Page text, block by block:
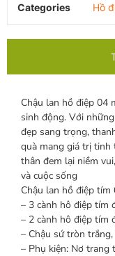
Categories
Hồ
Chậu lan hồ điệp 04
sinh động. Với
đẹp sang trọng,
quà mang giá trị tinh
thân đem lại niềm
và cuộc sống
Chậu lan hồ điệp tím
– 3 cành hô điệp tím
– 2 cành hô điệp tím
– Chậu sứ tròn
– Phụ kiện: Nơ trang